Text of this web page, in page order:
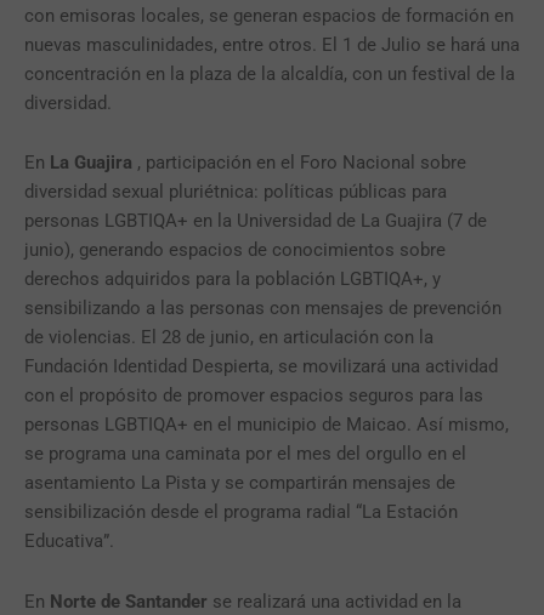
con emisoras locales, se generan espacios de formación en
nuevas masculinidades, entre otros. El 1 de Julio se hará una
concentración en la plaza de la alcaldía, con un festival de la
diversidad.
En La Guajira , participación en el Foro Nacional sobre
diversidad sexual pluriétnica: políticas públicas para
personas LGBTIQA+ en la Universidad de La Guajira (7 de
junio), generando espacios de conocimientos sobre
derechos adquiridos para la población LGBTIQA+, y
sensibilizando a las personas con mensajes de prevención
de violencias. El 28 de junio, en articulación con la
Fundación Identidad Despierta, se movilizará una actividad
con el propósito de promover espacios seguros para las
personas LGBTIQA+ en el municipio de Maicao. Así mismo,
se programa una caminata por el mes del orgullo en el
asentamiento La Pista y se compartirán mensajes de
sensibilización desde el programa radial “La Estación
Educativa”.
En Norte de Santander se realizará una actividad en la